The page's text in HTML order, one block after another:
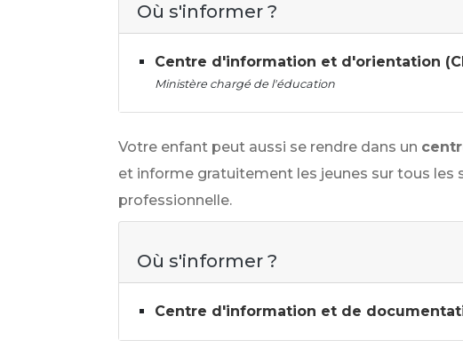
Où s'informer ?
Centre d'information et d'orientation
Ministère chargé de l'éducation
Votre enfant peut aussi se rendre dans un
et informe gratuitement les jeunes sur tous
professionnelle.
Où s'informer ?
Centre d'information et de